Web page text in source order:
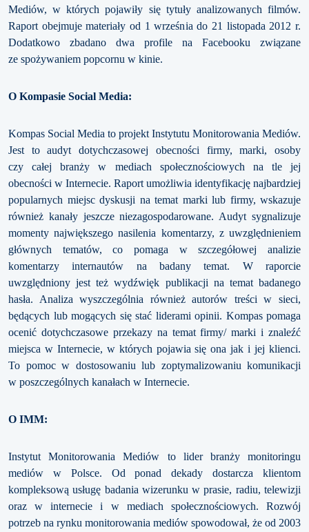
Mediów, w których pojawiły się tytuły analizowanych filmów.
Raport obejmuje materiały od 1 września do 21 listopada 2012 r.
Dodatkowo zbadano dwa profile na Facebooku związane
ze spożywaniem popcornu w kinie.
O Kompasie Social Media:
Kompas Social Media to projekt Instytutu Monitorowania Mediów.
Jest to audyt dotychczasowej obecności firmy, marki, osoby
czy całej branży w mediach społecznościowych na tle jej
obecności w Internecie. Raport umożliwia identyfikację najbardziej
popularnych miejsc dyskusji na temat marki lub firmy, wskazuje
również kanały jeszcze niezagospodarowane. Audyt sygnalizuje
momenty największego nasilenia komentarzy, z uwzględnieniem
głównych tematów, co pomaga w szczegółowej analizie
komentarzy internautów na badany temat. W raporcie
uwzględniony jest też wydźwięk publikacji na temat badanego
hasła. Analiza wyszczególnia również autorów treści w sieci,
będących lub mogących się stać liderami opinii. Kompas pomaga
ocenić dotychczasowe przekazy na temat firmy/ marki i znaleźć
miejsca w Internecie, w których pojawia się ona jak i jej klienci.
To pomoc w dostosowaniu lub zoptymalizowaniu komunikacji
w poszczególnych kanałach w Internecie.
O IMM:
Instytut Monitorowania Mediów to lider branży monitoringu
mediów w Polsce. Od ponad dekady dostarcza klientom
kompleksową usługę badania wizerunku w prasie, radiu, telewizji
oraz w internecie i w mediach społecznościowych. Rozwój
potrzeb na rynku monitorowania mediów spowodował, że od 2003